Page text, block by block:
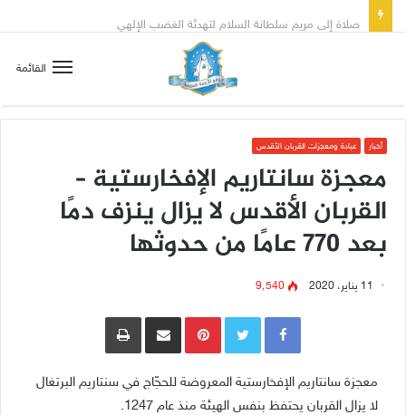
القائمة
أخبار عبادة ومعجزات القربان الأقدس
معجزة سانتاريم الإفخارستية –
القربان الأقدس لا يزال ينزف دمًا
بعد 770 عامًا من حدوثها
11 يناير، 2020 9٬540
Pinterestمشاركة عبر البريد طباعة
معجزة سانتاريم الإفخارستية المعروضة للحجّاج في سنتاريم البرتغال
لا يزال القربان يحتفظ بنفس الهيئة منذ عام 1247.